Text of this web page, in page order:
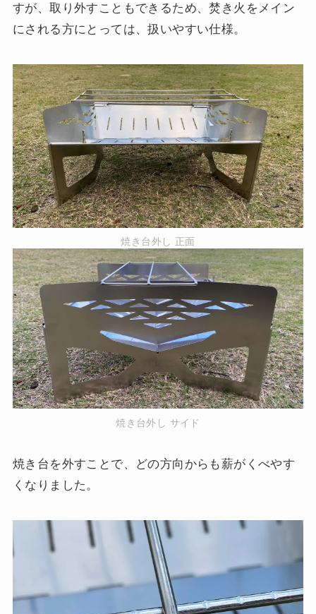
すが、取り外すこともできるため、焚き火をメイン
にされる方にとっては、扱いやすい仕様。
焼き台外し 正面
焼き台外し サイド
焼き台を外すことで、どの方向からも薪がくべやす
くなりました。